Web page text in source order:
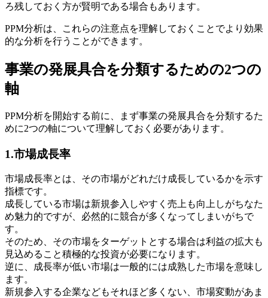
ろ残しておく方が賢明である場合もあります。
PPM分析は、これらの注意点を理解しておくことでより効果
的な分析を行うことができます。
事業の発展具合を分類するための2つの
軸
PPM分析を開始する前に、まず事業の発展具合を分類するた
めに2つの軸について理解しておく必要があります。
1.市場成長率
市場成長率とは、その市場がどれだけ成長しているかを示す
指標です。
成長している市場は新規参入しやすく売上も向上しがちなた
め魅力的ですが、必然的に競合が多くなってしまいがちで
す。
そのため、その市場をターゲットとする場合は利益の拡大も
見込めること積極的な投資が必要になります。
逆に、成長率が低い市場は一般的には成熟した市場を意味し
ます。
新規参入する企業などもそれほど多くない、市場変動があま